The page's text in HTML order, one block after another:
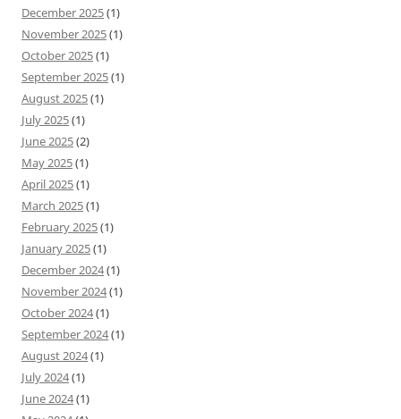
December 2025(1)
November 2025(1)
October 2025(1)
September 2025(1)
August 2025(1)
July 2025(1)
June 2025(2)
May 2025(1)
April 2025(1)
March 2025(1)
February 2025(1)
January 2025(1)
December 2024(1)
November 2024(1)
October 2024(1)
September 2024(1)
August 2024(1)
July 2024(1)
June 2024(1)